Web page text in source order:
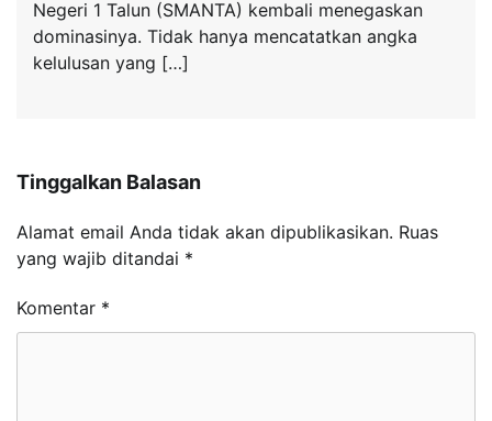
Negeri 1 Talun (SMANTA) kembali menegaskan
dominasinya. Tidak hanya mencatatkan angka
kelulusan yang […]
Tinggalkan Balasan
Alamat email Anda tidak akan dipublikasikan. Ruas
yang wajib ditandai *
Komentar *